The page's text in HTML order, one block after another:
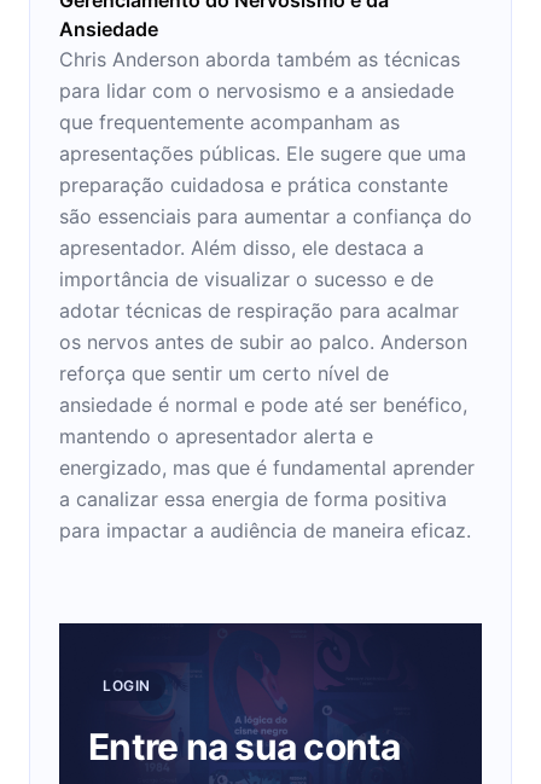
Ansiedade
Chris Anderson aborda também as técnicas
para lidar com o nervosismo e a ansiedade
que frequentemente acompanham as
apresentações públicas. Ele sugere que uma
preparação cuidadosa e prática constante
são essenciais para aumentar a confiança do
apresentador. Além disso, ele destaca a
importância de visualizar o sucesso e de
adotar técnicas de respiração para acalmar
os nervos antes de subir ao palco. Anderson
reforça que sentir um certo nível de
ansiedade é normal e pode até ser benéfico,
mantendo o apresentador alerta e
energizado, mas que é fundamental aprender
a canalizar essa energia de forma positiva
para impactar a audiência de maneira eficaz.
LOGIN
Entre na sua conta